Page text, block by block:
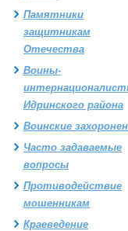
Памятники
защитникам
Отечества
Воины-
Идринского района
Воинские
Часто задаваемые
вопросы
Противодействие
мошенникам
Краеведение